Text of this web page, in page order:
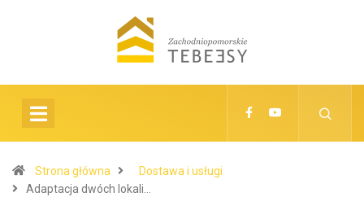
Strona główna
Dostawa i usługi
Adaptacja dwóch lokali…